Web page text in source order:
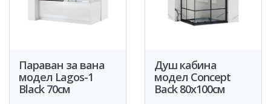
Параван за вана
модел Lagos-1
Black 70см
Душ кабина
модел Concept
Back 80x100см